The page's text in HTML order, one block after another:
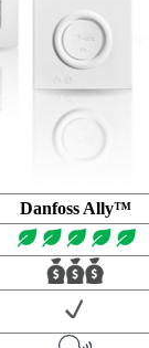
Danfoss Ally™